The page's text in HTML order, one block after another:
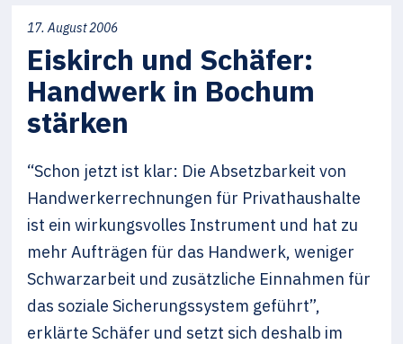
17. August 2006
Eiskirch und Schäfer:
Handwerk in Bochum
stärken
“Schon jetzt ist klar: Die Absetzbarkeit von
Handwerkerrechnungen für Privathaushalte
ist ein wirkungsvolles Instrument und hat zu
mehr Aufträgen für das Handwerk, weniger
Schwarzarbeit und zusätzliche Einnahmen für
das soziale Sicherungssystem geführt”,
erklärte Schäfer und setzt sich deshalb im